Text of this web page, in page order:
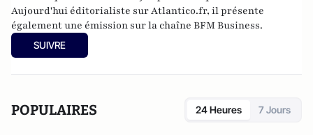
Aujourd'hui éditorialiste sur Atlantico.fr, il présente
également une émission sur la chaîne BFM Business.
SUIVRE
POPULAIRES 24 Heures 7 Jours